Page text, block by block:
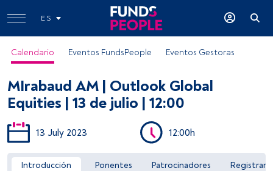
ES
Calendario Eventos FundsPeople Eventos Gestoras
MIrabaud AM | Outlook Global
Equities | 13 de julio | 12:00
13 July 2023 12:00h
Introducción Ponentes Patrocinadores